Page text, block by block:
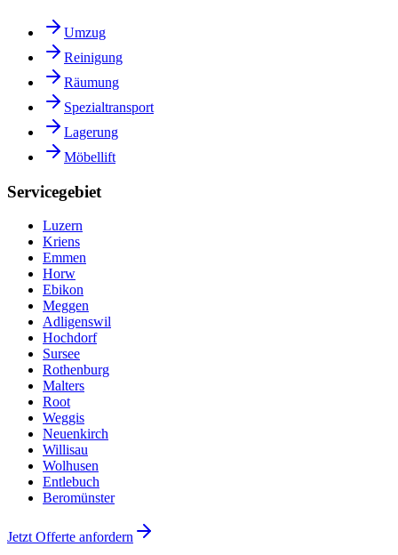
Umzug
Reinigung
Räumung
Spezialtransport
Lagerung
Möbellift
Servicegebiet
Luzern
Kriens
Emmen
Horw
Ebikon
Meggen
Adligenswil
Hochdorf
Sursee
Rothenburg
Malters
Root
Weggis
Neuenkirch
Willisau
Wolhusen
Entlebuch
Beromünster
Jetzt Offerte anfordern